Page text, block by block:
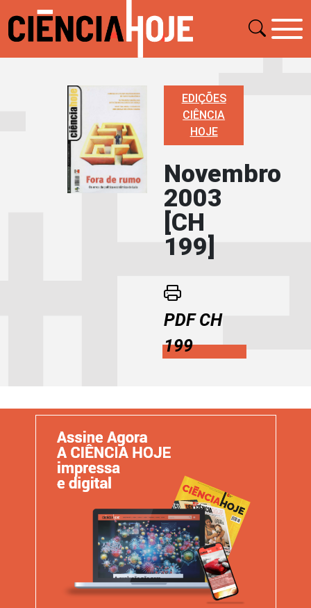
EDIÇÕES
CIÊNCIA
HOJE
Novembro
2003
[CH
199]
PDF CH
199